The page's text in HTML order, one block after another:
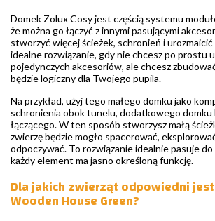
Domek Zolux Cosy jest częścią systemu
że można go łączyć z innymi pasującymi
stworzyć więcej ścieżek, schronień i
idealne rozwiązanie, gdy nie chcesz po prostu
pojedynczych akcesoriów, ale chcesz
będzie logiczny dla Twojego pupila.
Na przykład, użyj tego małego domku jako
schronienia obok tunelu, dodatkowego domku
łączącego. W ten sposób stworzysz małą
zwierzę będzie mogło spacerować,
odpoczywać. To rozwiązanie idealnie pasuje
każdy element ma jasno określoną funkcję.
Dla jakich zwierząt odpowiedni
Wooden House Green?